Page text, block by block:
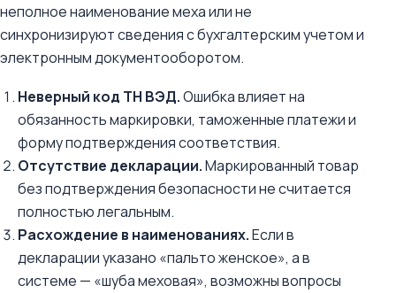
неполное наименование меха или не
синхронизируют сведения с бухгалтерским учетом и
электронным документооборотом.
Неверный код ТН ВЭД.Ошибка влияет на
обязанность маркировки, таможенные платежи и
форму подтверждения соответствия.
Отсутствие декларации.Маркированный товар
без подтверждения безопасности не считается
полностью легальным.
Расхождение в наименованиях.Если в
декларации указано «пальто женское», а в
системе — «шуба меховая», возможны вопросы